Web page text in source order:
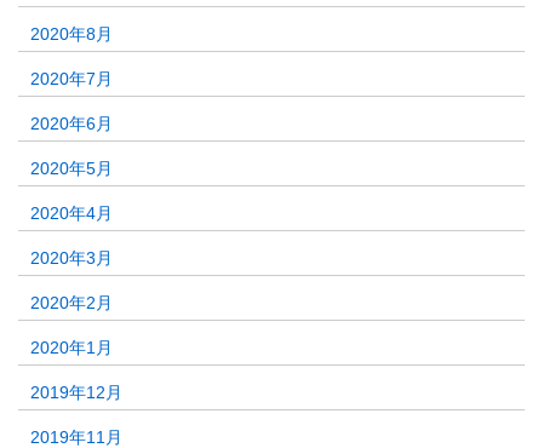
2020年8月
2020年7月
2020年6月
2020年5月
2020年4月
2020年3月
2020年2月
2020年1月
2019年12月
2019年11月